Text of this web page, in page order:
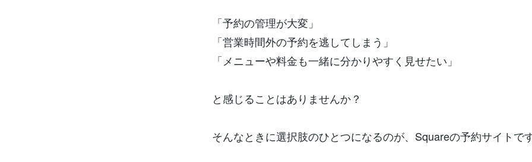
「予約の管理が大変」
「営業時間外の予約を逃してしまう」
「メニューや料金も一緒に分かりやすく見せたい」
と感じることはありませんか？
そんなときに選択肢のひとつになるのが、Squareの予約サイトです